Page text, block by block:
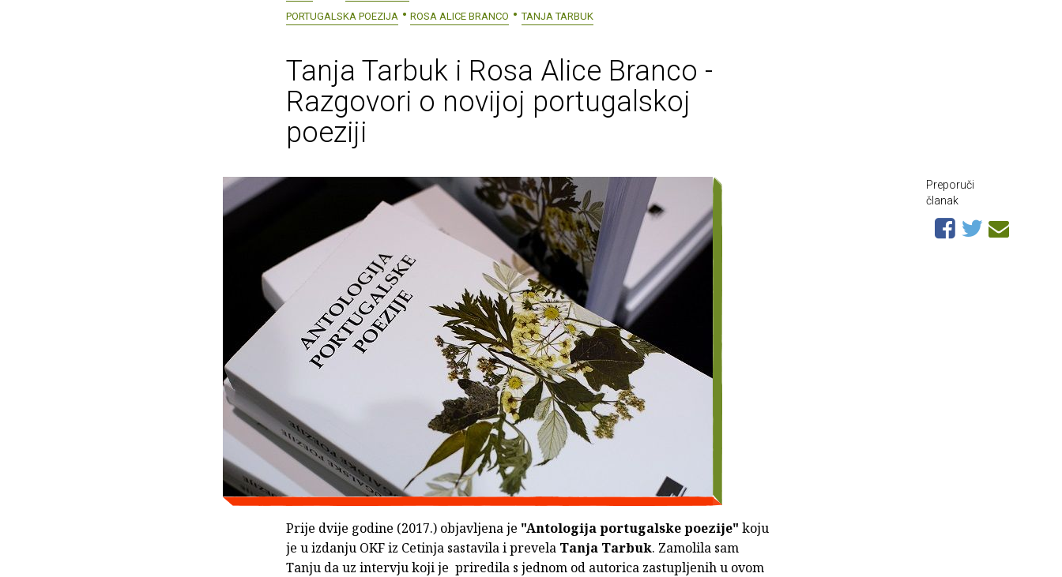
PORTUGALSKA POEZIJA
ROSA ALICE BRANCO TANJA TARBUK
Tanja Tarbuk i Rosa Alice Branco -
Razgovori o novijoj portugalskoj
poeziji
Prije dvije godine (2017.) objavljena je "Antologija portugalske poezije" koju
je u izdanju OKF iz Cetinja sastavila i prevela Tanja Tarbuk. Zamolila sam
Tanju da uz intervju koji je priredila s jednom od autorica zastupljenih u ovom
Preporuči
članak